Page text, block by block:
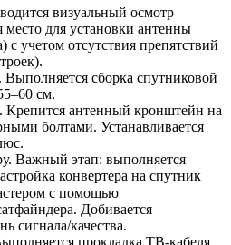
визуальный осмотр
для установки антенны
учетом отсутствия препятствий
сборка спутниковой
см.
антенный кронштейн на
болтами. Устанавливается
Важный этап: выполняется
конвертера на спутник
с помощью
Добивается
сигнала/качества.
прокладка ТВ-кабеля